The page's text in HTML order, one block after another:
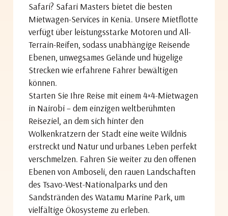
Safari? Safari Masters bietet die besten
Mietwagen-Services in Kenia. Unsere Mietflotte
verfügt über leistungsstarke Motoren und All-
Terrain-Reifen, sodass unabhängige Reisende
Ebenen, unwegsames Gelände und hügelige
Strecken wie erfahrene Fahrer bewältigen
können.
Starten Sie Ihre Reise mit einem 4×4-Mietwagen
in Nairobi – dem einzigen weltberühmten
Reiseziel, an dem sich hinter den
Wolkenkratzern der Stadt eine weite Wildnis
erstreckt und Natur und urbanes Leben perfekt
verschmelzen. Fahren Sie weiter zu den offenen
Ebenen von Amboseli, den rauen Landschaften
des Tsavo-West-Nationalparks und den
Sandstränden des Watamu Marine Park, um
vielfältige Ökosysteme zu erleben.